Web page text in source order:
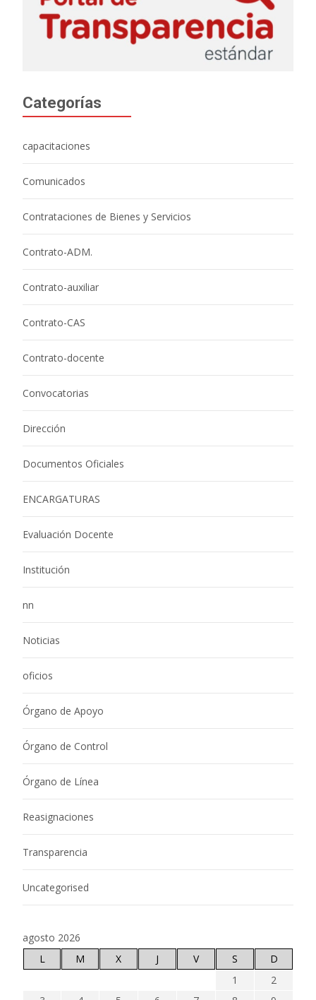
Categorías
capacitaciones
Comunicados
Contrataciones de Bienes y Servicios
Contrato-ADM.
Contrato-auxiliar
Contrato-CAS
Contrato-docente
Convocatorias
Dirección
Documentos Oficiales
ENCARGATURAS
Evaluación Docente
Institución
nn
Noticias
oficios
Órgano de Apoyo
Órgano de Control
Órgano de Línea
Reasignaciones
Transparencia
Uncategorised
agosto 2026
L
M X J V S
D
1
2